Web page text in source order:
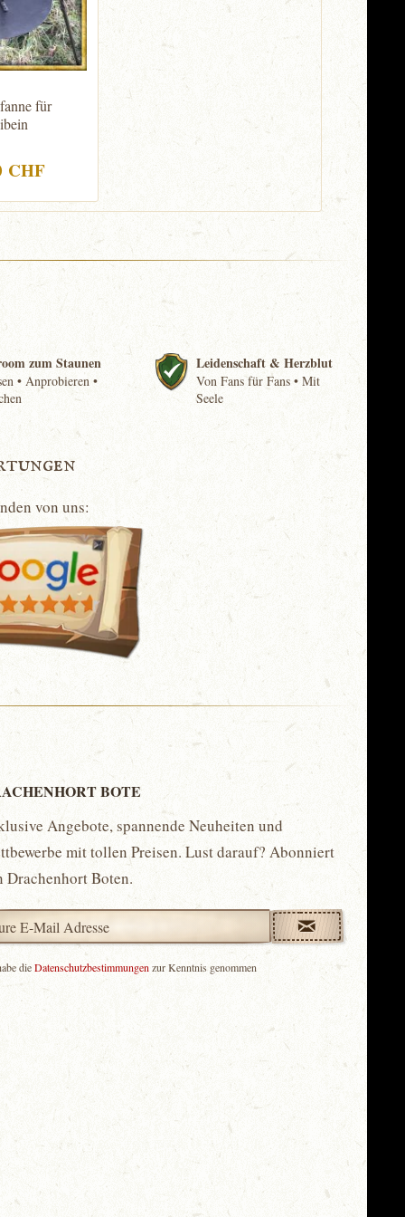
für
CHF
zum Staunen
• Anprobieren •
Leidenschaft & Herzblut
Von Fans für Fans • Mit
Seele
von uns:
BOTE
Angebote, spannende Neuheiten und
mit tollen Preisen. Lust darauf? Abonniert
Drachenhort Boten.
dieDatenschutzbestimmungen zur Kenntnis genommen